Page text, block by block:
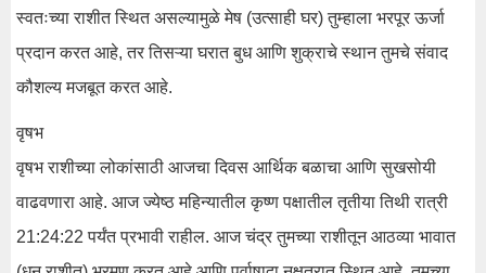
स्वतःच्या राशीत स्थित असल्यामुळे मेष (उत्साही घर) तुम्हाला भरपूर ऊर्जा
प्रदान करत आहे, तर तिसऱ्या घरात बुध आणि शुक्राचे स्थान तुमचे संवाद
कौशल्य मजबूत करत आहे.
वृषभ
वृषभ राशीच्या लोकांसाठी आजचा दिवस आर्थिक बळाचा आणि सुखसोयी
वाढवणारा आहे. आज ज्येष्ठ महिन्यातील कृष्ण पक्षातील तृतीया तिथी रात्री
21:24:22 पर्यंत प्रभावी राहील. आज चंद्र तुमच्या राशीतून आठव्या भावात